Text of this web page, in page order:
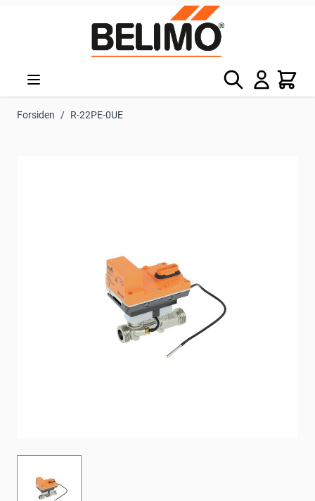
Søg Kurv
Forsiden / R-22PE-0UE